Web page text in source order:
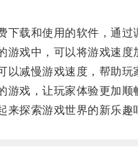
载和使用的软件，通过
戏中，可以将游戏速度
减慢游戏速度，帮助玩
戏，让玩家体验更加顺
探索游戏世界的新乐趣